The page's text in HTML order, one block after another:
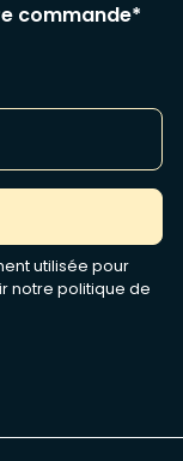
commande*
utilisée pour
notre politique de